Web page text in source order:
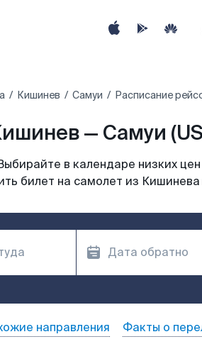
Кишинев Самуи Расписание
— Самуи
в календаре низких
билет на самолет из
направления Факты о